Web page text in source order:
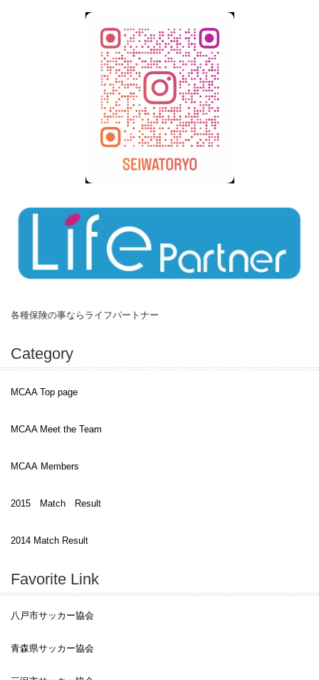
各種保険の事ならライフパートナー
Category
MCAA Top page
MCAA Meet the Team
MCAA Members
2015 Match Result
2014 Match Result
Favorite Link
八戸市サッカー協会
青森県サッカー協会